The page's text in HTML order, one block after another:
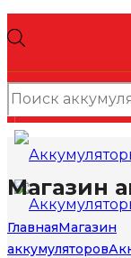
Поиск
товаров
Магазин
ГлавнаяМагазин
аккумуляторов